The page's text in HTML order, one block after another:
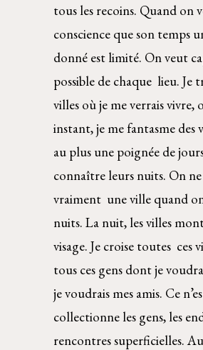
tous les recoins. Quand on
conscience que son temps
donné est limité. On veut
possible de chaque  lieu. Je
villes où je me verrais vivre,
instant, je me fantasme des
au plus une poignée de
connaître leurs nuits. On
vraiment  une ville quand
nuits. La nuit, les villes
visage. Je croise toutes  ces
tous ces gens dont je
je voudrais mes amis. Ce
collectionne les gens, les
rencontres superficielles.